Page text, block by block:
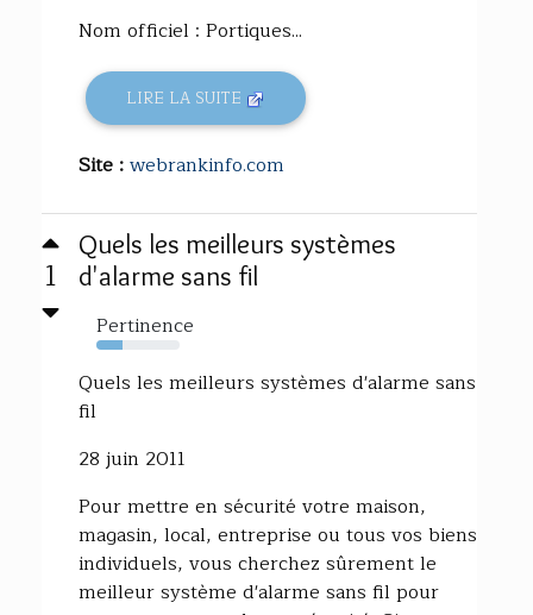
Nom officiel : Portiques...
LIRE LA SUITE
Site :webrankinfo.com
1
Quels les meilleurs systèmes
d'alarme sans fil
Pertinence
31%
Quels les meilleurs systèmes d'alarme sans
fil
28 juin 2011
Pour mettre en sécurité votre maison,
magasin, local, entreprise ou tous vos biens
individuels, vous cherchez sûrement le
meilleur système d'alarme sans fil pour